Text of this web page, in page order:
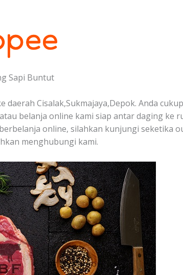
Sapi Buntut
Cisalak,Sukmajaya,Depok. Anda
belanja online kami siap antar daging ke
online, silahkan kunjungi seketika
menghubungi kami.